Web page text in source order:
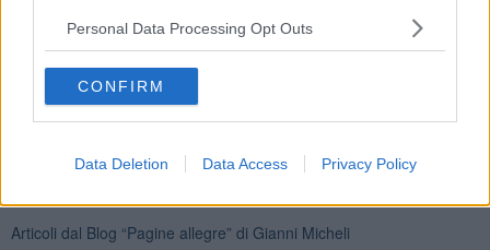
Personal Data Processing Opt Outs
CONFIRM
Data Deletion Data Access Privacy Policy
Se vuoi leggere le notizie principali della Toscana iscriviti alla
Newsletter QUInews - ToscanaMedia.
alle 20:00 direttamente nella tua casella di posta.
Basta cliccare QUI
Articoli dal Blog “Pagine allegre” di Gianni Micheli